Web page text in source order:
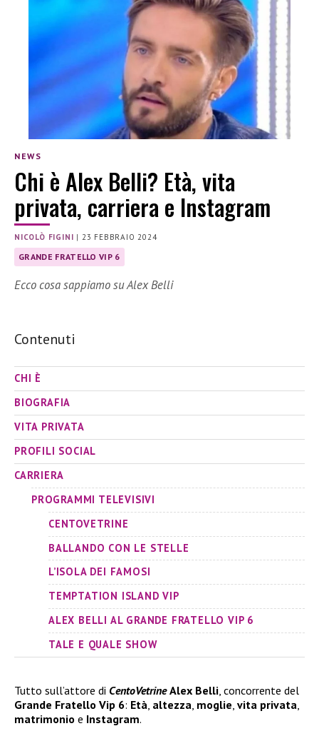
NEWS
Chi è Alex Belli? Età, vita
privata, carriera e Instagram
NICOLÒ FIGINI | 23 FEBBRAIO 2024
GRANDE FRATELLO VIP 6
Ecco cosa sappiamo su Alex Belli
Contenuti
CHI È
BIOGRAFIA
VITA PRIVATA
PROFILI SOCIAL
CARRIERA
PROGRAMMI TELEVISIVI
CENTOVETRINE
BALLANDO CON LE STELLE
L’ISOLA DEI FAMOSI
TEMPTATION ISLAND VIP
ALEX BELLI AL GRANDE FRATELLO VIP 6
TALE E QUALE SHOW
Tutto sull’attore di CentoVetrine Alex Belli, concorrente del
Grande Fratello Vip 6: Età, altezza, moglie, vita privata,
matrimonio e Instagram.